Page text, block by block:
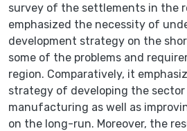
survey of the settlements in the
emphasized the necessity of
development strategy on the
some of the problems and
region. Comparatively, it
strategy of developing the
manufacturing as well as
on the long-run. Moreover, the